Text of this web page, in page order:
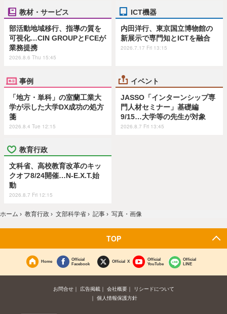
教材・サービス
部活動地域移行、指導の質を
可視化…CIN GROUPとFCEが
業務提携
2026.8.6 Thu 15:45
ICT機器
内田洋行、東京国立博物館の
新展示で専門知とICTを融合
2026.7.17 Fri 13:15
事例
「地方・単科」の室蘭工業大
学が示した大学DX成功の処方
箋
2026.8.4 Tue 12:15
イベント
JASSO「インターンシップ専
門人材セミナー」基礎編
9/15…大学等の先生が対象
2026.8.7 Fri 13:45
教育行政
文科省、高校教育改革のキッ
クオフ8/24開催…N-E.X.T.始
動
2026.8.7 Fri 12:15
ホーム › 教育行政 › 文部科学省 › 記事 › 写真・画像
TOP
Home
Official
Facebook
Official X
Official
YouTube
Official
LINE
お問合せ 広告掲載 会社概要
リシードについて
個人情報保護方針